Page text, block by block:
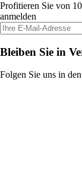
Profitieren Sie von
anmelden
Bleiben Sie in
Folgen Sie uns in